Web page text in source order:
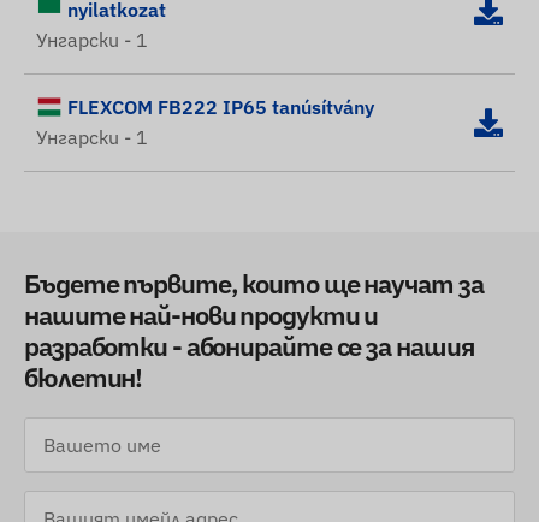
nyilatkozat
Унгарски - 1
FLEXCOM FB222 IP65 tanúsítvány
Унгарски - 1
Бъдете първите, които ще научат за
нашите най-нови продукти и
разработки - абонирайте се за нашия
бюлетин!